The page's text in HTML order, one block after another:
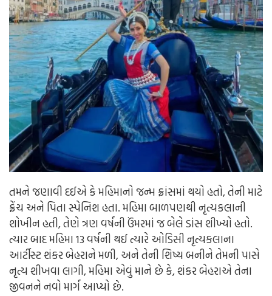
તમને જણાવી દઈએ કે મહિમાનો જન્મ ફ્રાંસમાં થયો હતો, તેની માટે
ફ્રેંચ અને પિતા સ્પેનિશ હતા. મહિમા બાળપણથી નૃત્યકલાની
શોખીન હતી, તેણે ત્રણ વર્ષની ઉંમરમાં જ બેલે ડાંસ શીખ્યો હતો.
ત્યાર બાદ મહિમા 13 વર્ષની થઈ ત્યારે ઓડિસી નૃત્યકલાના
આર્ટીસ્ટ શંકર બેહરાને મળી, અને તેની શિષ્ય બનીને તેમની પાસે
નૃત્ય શીખવા લાગી, મહિમા એવું માને છે કે, શંકર બેહરાએ તેના
જીવનને નવો માર્ગ આપ્યો છે.